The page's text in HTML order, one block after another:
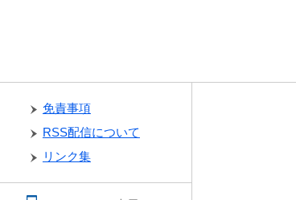
免責事項
RSS配信について
リンク集